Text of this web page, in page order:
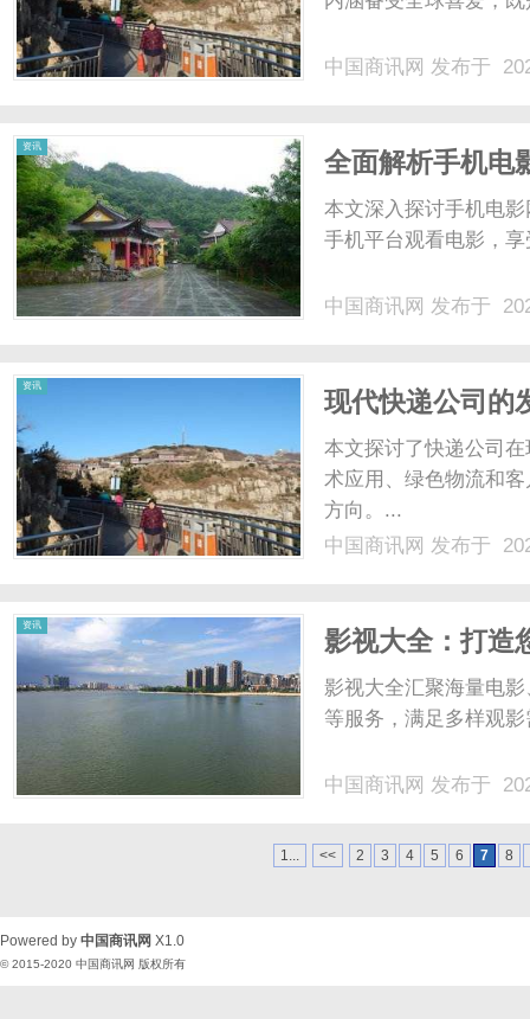
中国商讯网 发布于
资讯
全面解析手机电
本文深入探讨手机电
手机平台观看电影，
中国商讯网 发布于
资讯
现代快递公司的
本文探讨了快递公司
术应用、绿色物流和
方向。...
中国商讯网 发布于
资讯
影视大全：打造
内容
影视大全汇聚海量电
等服务，满足多样观
中国商讯网 发布于
1... << 2 3 4 5 6 7 8
Powered by 中国商讯网 X1.0
© 2015-2020 中国商讯网 版权所有